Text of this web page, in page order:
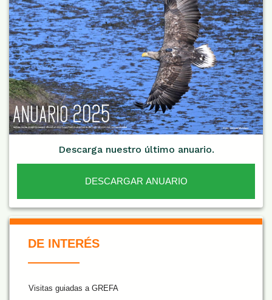
Descarga nuestro último anuario.
DESCARGAR ANUARIO
De Interés NARANJA
DE INTERÉS
Visitas guiadas a GREFA